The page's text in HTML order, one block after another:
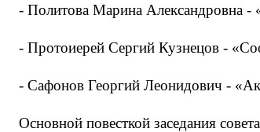
- Политова Марина Александровна -
- Протоиерей Сергий Кузнецов -
- Сафонов Георгий Леонидович -
Основной повесткой заседания